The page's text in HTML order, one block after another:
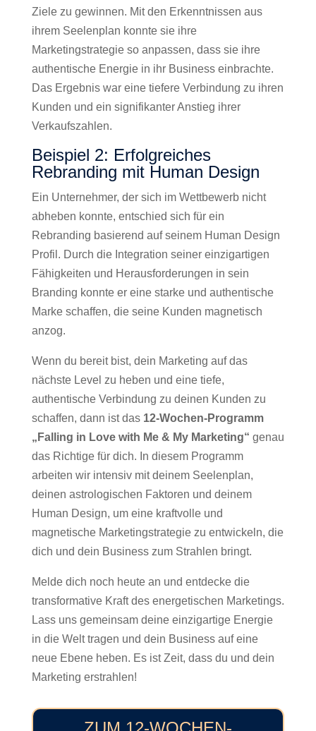
Ziele zu gewinnen. Mit den Erkenntnissen aus
ihrem Seelenplan konnte sie ihre
Marketingstrategie so anpassen, dass sie ihre
authentische Energie in ihr Business einbrachte.
Das Ergebnis war eine tiefere Verbindung zu ihren
Kunden und ein signifikanter Anstieg ihrer
Verkaufszahlen.
Beispiel 2: Erfolgreiches
Rebranding mit Human Design
Ein Unternehmer, der sich im Wettbewerb nicht
abheben konnte, entschied sich für ein
Rebranding basierend auf seinem Human Design
Profil. Durch die Integration seiner einzigartigen
Fähigkeiten und Herausforderungen in sein
Branding konnte er eine starke und authentische
Marke schaffen, die seine Kunden magnetisch
anzog.
Wenn du bereit bist, dein Marketing auf das
nächste Level zu heben und eine tiefe,
authentische Verbindung zu deinen Kunden zu
schaffen, dann ist das 12-Wochen-Programm
„Falling in Love with Me & My Marketing“ genau
das Richtige für dich. In diesem Programm
arbeiten wir intensiv mit deinem Seelenplan,
deinen astrologischen Faktoren und deinem
Human Design, um eine kraftvolle und
magnetische Marketingstrategie zu entwickeln, die
dich und dein Business zum Strahlen bringt.
Melde dich noch heute an und entdecke die
transformative Kraft des energetischen Marketings.
Lass uns gemeinsam deine einzigartige Energie
in die Welt tragen und dein Business auf eine
neue Ebene heben. Es ist Zeit, dass du und dein
Marketing erstrahlen!